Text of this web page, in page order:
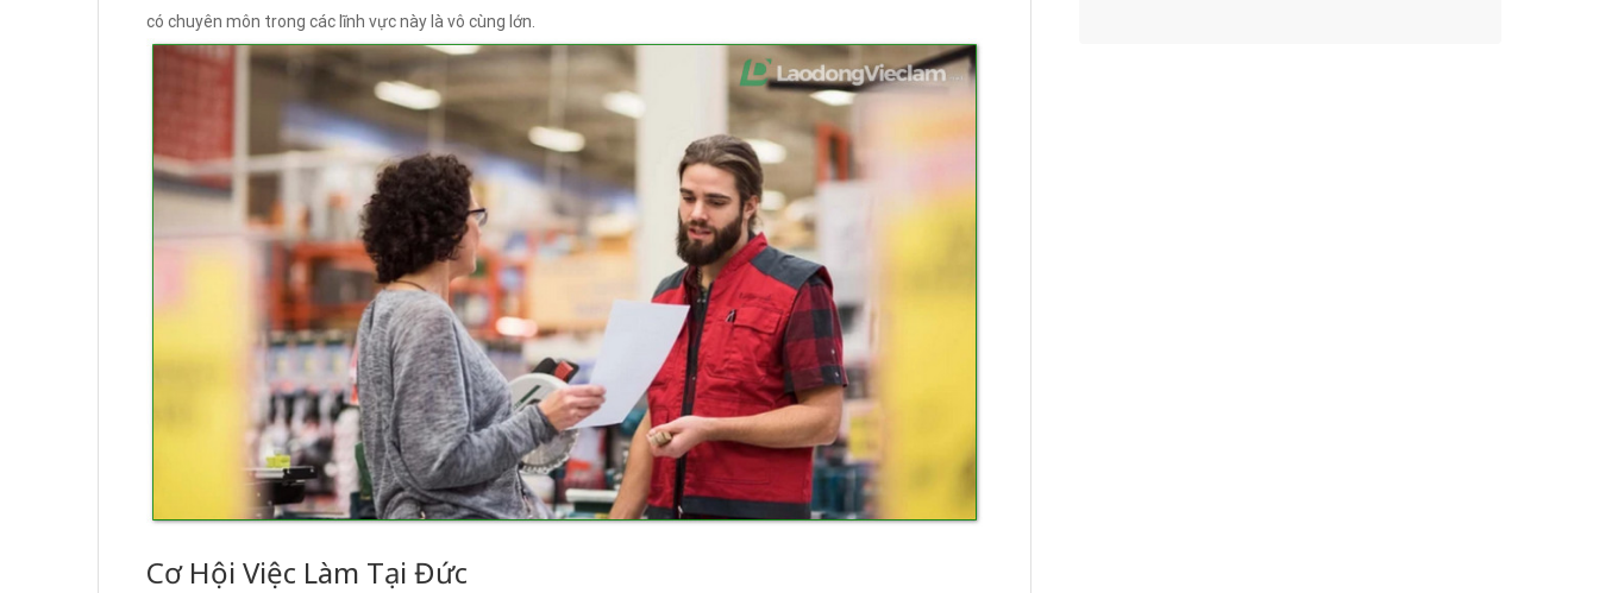
có chuyên môn trong các lĩnh vực này là vô cùng lớn.
Cơ Hội Việc Làm Tại Đức